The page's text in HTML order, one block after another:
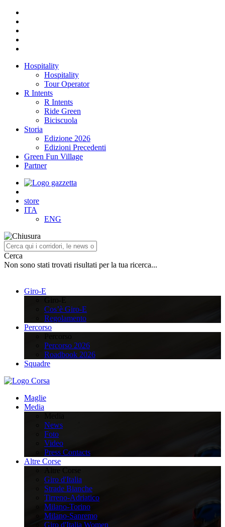
Hospitality
Hospitality
Tour Operator
R Intents
R Intents
Ride Green
Biciscuola
Storia
Edizione 2026
Edizioni Precedenti
Green Fun Village
Partner
store
ITA
ENG
Cerca
Non sono stati trovati risultati per la tua ricerca...
Giro-E
Cos’è Giro-E
Regolamento
Percorso
Percorso 2026
Roadbook 2026
Squadre
Maglie
Media
News
Foto
Video
Press Contacts
Altre Corse
Giro d'Italia
Strade Bianche
Tirreno-Adriatico
Milano-Torino
Milano-Sanremo
Giro d'Italia Women